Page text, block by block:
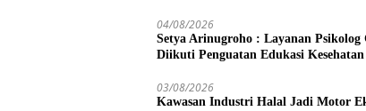
04/08/2026
Setya Arinugroho : Layanan Psikolog
Diikuti Penguatan Edukasi
03/08/2026
Kawasan Industri Halal Jadi Motor